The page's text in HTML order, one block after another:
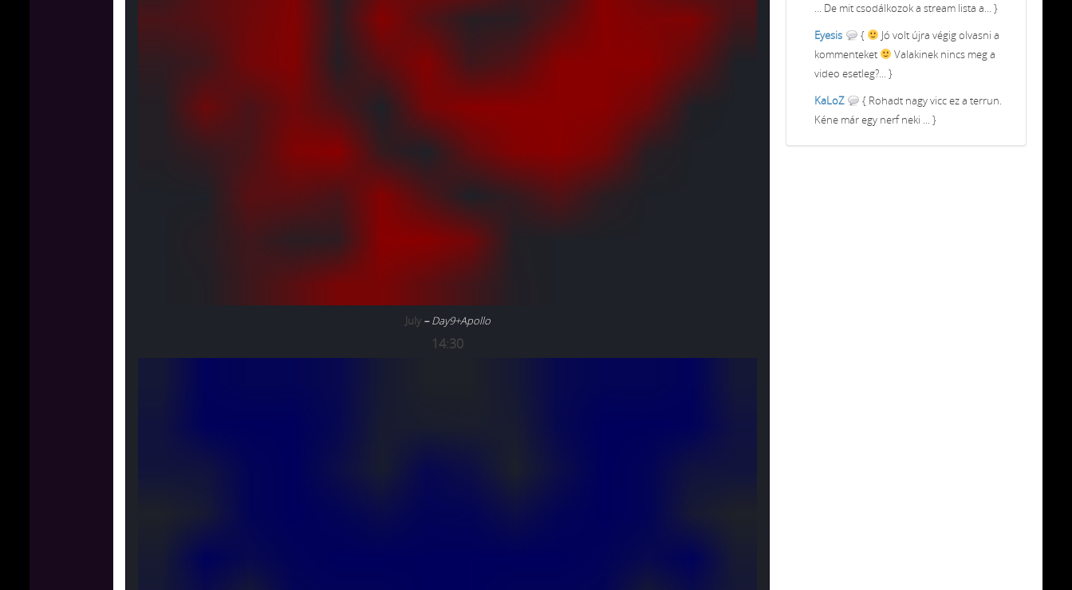
July –Day9+Apollo
14:30
... De mit csodálkozok a stream lista a... }
Eyesis
{
Jó volt újra végig olvasni a
kommenteket
Valakinek nincs meg a
video esetleg?... }
KaLoZ
{ Rohadt nagy vicc ez a terrun.
Kéne már egy nerf neki ... }